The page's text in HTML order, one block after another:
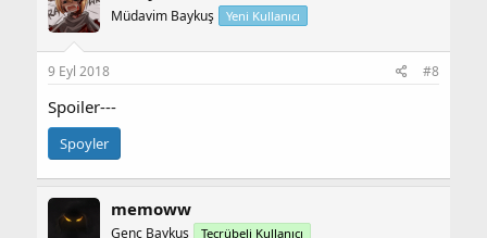
Müdavim Baykuş Yeni Kullanıcı
9 Eyl 2018 #8
Spoiler---
Spoyler
memoww
Genç Baykuş Tecrübeli Kullanıcı